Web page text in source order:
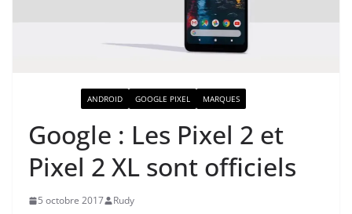
ANDROID GOOGLE PIXEL MARQUES
Google : Les Pixel 2 et
Pixel 2 XL sont officiels
5 octobre 2017 Rudy